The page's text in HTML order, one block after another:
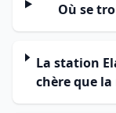
Où se
La station
chère que